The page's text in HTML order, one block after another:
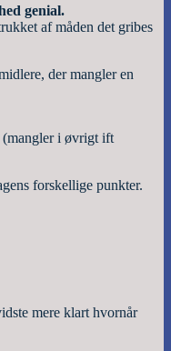
genial.
af måden det gribes
der mangler en
(mangler i øvrigt ift
forskellige punkter.
mere klart hvornår